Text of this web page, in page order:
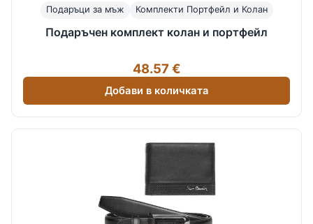
Подаръци за мъж Комплекти Портфейл и Колан
Подаръчен комплект колан и портфейл
48.57 €
Добави в количката